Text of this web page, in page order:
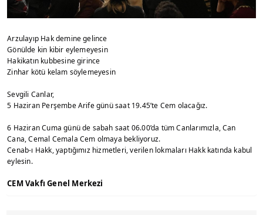
Arzulayıp Hak demine gelince
Gönülde kin kibir eylemeyesin
Hakikatın kubbesine girince
Zinhar kötü kelam söylemeyesin
Sevgili Canlar,
5 Haziran Perşembe Arife günü saat 19.45’te Cem olacağız.
6 Haziran Cuma günü de sabah saat 06.00’da tüm Canlarımızla, Can
Cana, Cemal Cemala Cem olmaya bekliyoruz.
Cenab-ı Hakk, yaptığımız hizmetleri, verilen lokmaları Hakk katında kabul
eylesin.
CEM Vakfı Genel Merkezi